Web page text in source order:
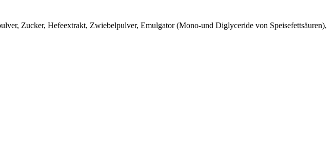
Zucker, Hefeextrakt, Zwiebelpulver, Emulgator (Mono-und Diglyceride von Speisefettsäuren),